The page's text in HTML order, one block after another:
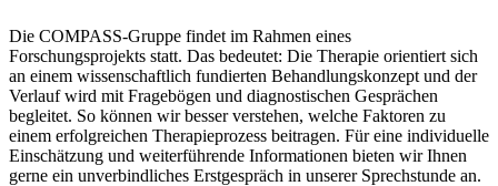
Die COMPASS-Gruppe findet im Rahmen eines
Forschungsprojekts statt. Das bedeutet: Die Therapie orientiert sich
an einem wissenschaftlich fundierten Behandlungskonzept und der
Verlauf wird mit Fragebögen und diagnostischen Gesprächen
begleitet. So können wir besser verstehen, welche Faktoren zu
einem erfolgreichen Therapieprozess beitragen. Für eine individuelle
Einschätzung und weiterführende Informationen bieten wir Ihnen
gerne ein unverbindliches Erstgespräch in unserer Sprechstunde an.